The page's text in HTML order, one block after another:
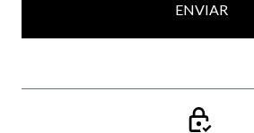
ENVIAR